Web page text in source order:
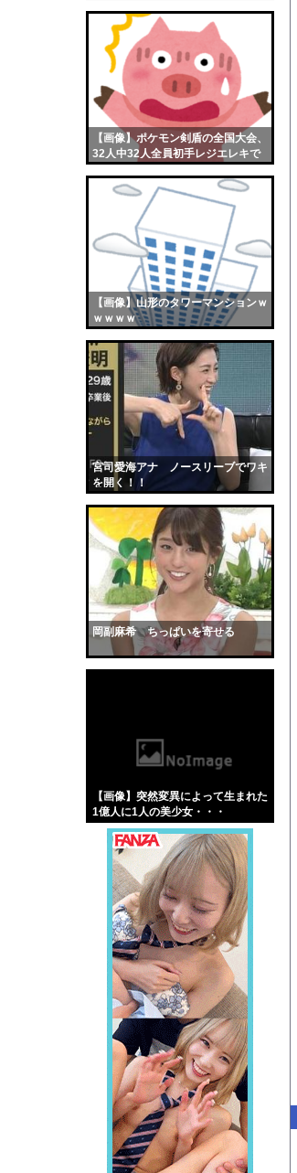
【画像】ポケモン剣盾の全国大会、
32人中32人全員初手レジエレキで
【画像】山形のタワーマンションｗ
ｗｗｗｗ
宮司愛海アナ ノースリーブでワキ
を開く！！
岡副麻希 ちっぱいを寄せる
【画像】突然変異によって生まれた
1億人に1人の美少女・・・